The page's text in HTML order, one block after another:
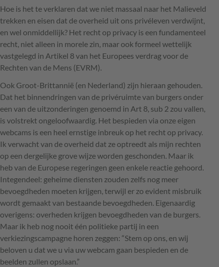
Hoe is het te verklaren dat we niet massaal naar het Malieveld
trekken en eisen dat de overheid uit ons privéleven verdwijnt,
en wel onmiddellijk? Het recht op privacy is een fundamenteel
recht, niet alleen in morele zin, maar ook formeel wettelijk
vastgelegd in Artikel 8 van het Europees verdrag voor de
Rechten van de Mens (EVRM).
Ook Groot-Brittannië (en Nederland) zijn hieraan gehouden.
Dat het binnendringen van de privéruimte van burgers onder
een van de uitzonderingen genoemd in Art 8, sub 2 zou vallen,
is volstrekt ongeloofwaardig. Het bespieden via onze eigen
webcams is een heel ernstige inbreuk op het recht op privacy.
Ik verwacht van de overheid dat ze optreedt als mijn rechten
op een dergelijke grove wijze worden geschonden. Maar ik
heb van de Europese regeringen geen enkele reactie gehoord.
Integendeel: geheime diensten zouden zelfs nog meer
bevoegdheden moeten krijgen, terwijl er zo evident misbruik
wordt gemaakt van bestaande bevoegdheden. Eigenaardig
overigens: overheden krijgen bevoegdheden van de burgers.
Maar ik heb nog nooit één politieke partij in een
verkiezingscampagne horen zeggen: “Stem op ons, en wij
beloven u dat we u via uw webcam gaan bespieden en de
beelden zullen opslaan.”